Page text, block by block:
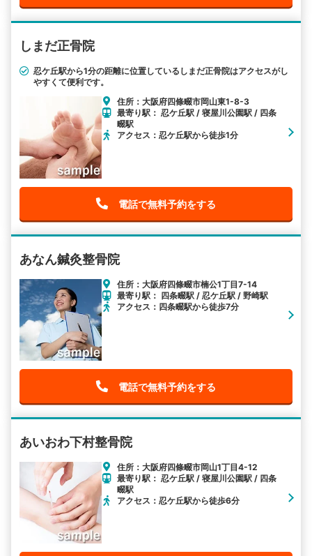
しまだ正骨院
忍ケ丘駅から1分の距離に位置しているしまだ正骨院はアクセスがし
やすくて便利です。
住所：大阪府四條畷市岡山東1-8-3
最寄り駅： 忍ケ丘駅 / 寝屋川公園駅 / 四条
畷駅
アクセス：忍ケ丘駅から徒歩1分
電話で無料予約をする
あなん鍼灸整骨院
住所：大阪府四條畷市楠公1丁目7-14
最寄り駅： 四条畷駅 / 忍ケ丘駅 / 野崎駅
アクセス：四条畷駅から徒歩7分
電話で無料予約をする
あいおわ下村整骨院
住所：大阪府四條畷市岡山1丁目4-12
最寄り駅： 忍ケ丘駅 / 寝屋川公園駅 / 四条
畷駅
アクセス：忍ケ丘駅から徒歩6分